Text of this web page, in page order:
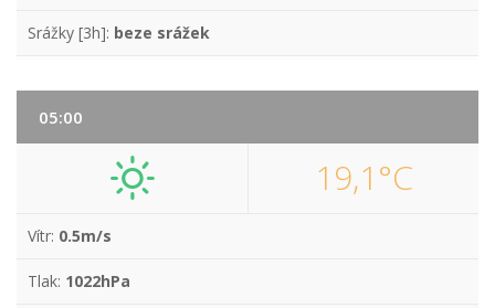
Srážky [3h]: beze srážek
05:00
19,1°C
Vítr: 0.5m/s
Tlak: 1022hPa